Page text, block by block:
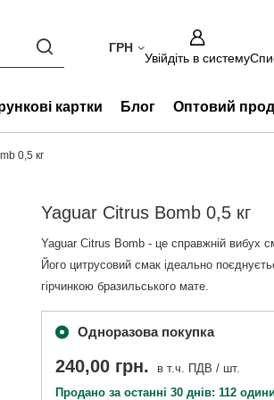
ГРН
Увійдіть в систему
картки Блог Оптовий
0,5 кг
Yaguar Citrus Bomb 0,5 кг
Yaguar Citrus Bomb - це справжній вибух
Його цитрусовий смак ідеально
гірчинкою бразильського мате.
Одноразова покупка
240,00 грн. в т.ч. ПДВ / шт.
Продано за останні 30 днів: 112